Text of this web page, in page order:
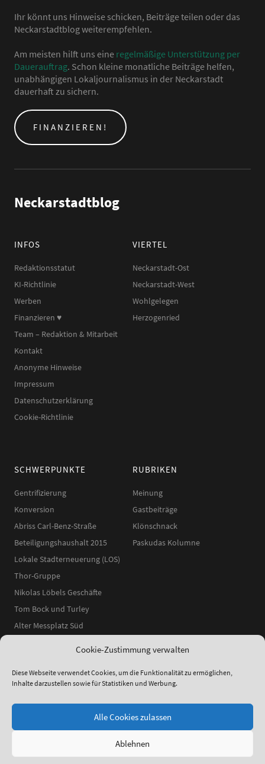
Cookie-Zustimmung verwalten
Diese Webseite verwendet Cookies, um die Funktionalität zu ermöglichen,
Inhalte darzustellen sowie für Statistiken und Werbung.
Alle Cookies zulassen
Ablehnen
Ihr könnt uns Hinweise schicken, Beiträge teilen oder das
Neckarstadtblog weiterempfehlen.
Am meisten hilft uns eine regelmäßige Unterstützung per
Dauerauftrag. Schon kleine monatliche Beiträge helfen,
unabhängigen Lokaljournalismus in der Neckarstadt
dauerhaft zu sichern.
FINANZIEREN!
Neckarstadtblog
INFOS
Redaktionsstatut
KI-Richtlinie
Werben
Finanzieren ♥︎
Team – Redaktion & Mitarbeit
Kontakt
Anonyme Hinweise
Impressum
Datenschutzerklärung
Cookie-Richtlinie
VIERTEL
Neckarstadt-Ost
Neckarstadt-West
Wohlgelegen
Herzogenried
SCHWERPUNKTE
Gentrifizierung
Konversion
Abriss Carl-Benz-Straße
Beteiligungshaushalt 2015
Lokale Stadterneuerung (LOS)
Thor-Gruppe
Nikolas Löbels Geschäfte
Tom Bock und Turley
Alter Messplatz Süd
RUBRIKEN
Meinung
Gastbeiträge
Klönschnack
Paskudas Kolumne
Theme:Elmastudio
Facebook
Instagram
YouTube
RSS